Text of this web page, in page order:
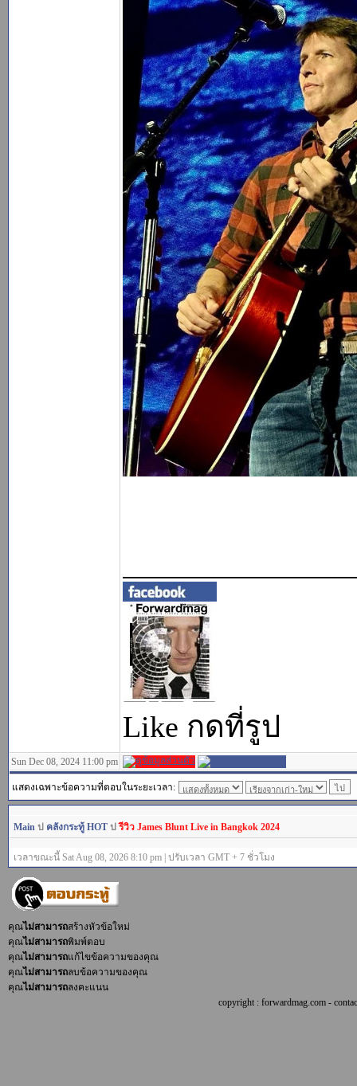
Like กดที่รูป
Sun Dec 08, 2024 11:00 pm
แสดงเฉพาะข้อความที่ตอบในระยะเวลา:
Main ป คลังกระทู้ HOT ปรีวิว James Blunt Live in Bangkok 2024
เวลาขณะนี้ Sat Aug 08, 2026 8:10 pm | ปรับเวลา GMT + 7 ชั่วโมง
คุณไม่สามารถสร้างหัวข้อใหม่
คุณไม่สามารถพิมพ์ตอบ
คุณไม่สามารถแก้ไขข้อความของคุณ
คุณไม่สามารถลบข้อความของคุณ
คุณไม่สามารถลงคะแนน
copyright : forwardmag.com -